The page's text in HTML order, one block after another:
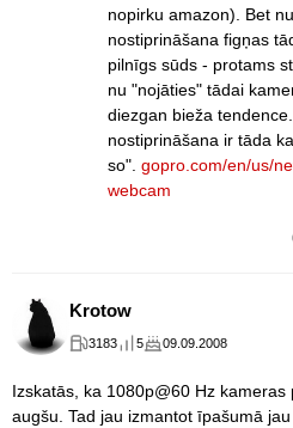
nopirku amazon). Bet
nostiprināšana figņas
pilnīgs sūds - protams
nu "nojāties" tādai
diezgan bieža
nostiprināšana ir tāda
so". gopro.com/en/us/
webcam
Krotow
3183 5 09.09.2008
Izskatās, ka 1080p@60 Hz
augšu. Tad jau izmantot īpašumā